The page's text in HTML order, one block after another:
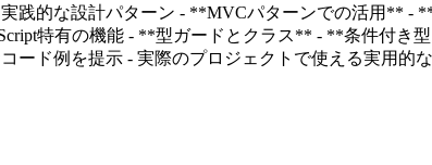
践的な設計パターン - **MVCパターンでの活用** -
特有の機能 - **型ガードとクラス** - **条件付き
ド例を提示 - 実際のプロジェクトで使える実用的